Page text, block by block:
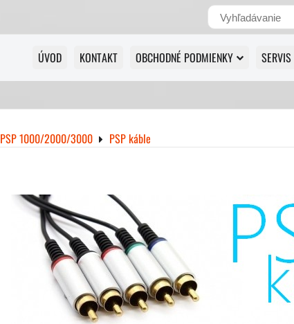
ÚVOD KONTAKT OBCHODNÉ PODMIENKY
PSP 1000/2000/3000 PSP káble